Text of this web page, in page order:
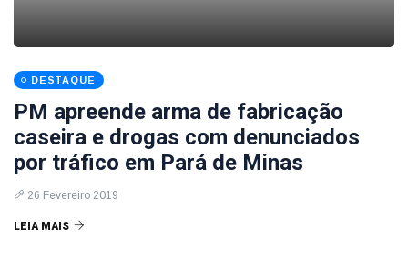
DESTAQUE
PM apreende arma de fabricação
caseira e drogas com denunciados
por tráfico em Pará de Minas
26 Fevereiro 2019
LEIA MAIS